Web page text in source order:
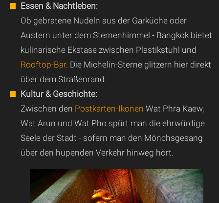
Essen & Nachtleben:
Ob gebratene Nudeln aus der Garküche oder
Austern unter dem Sternenhimmel - Bangkok bietet
kulinarische Ekstase zwischen Plastikstuhl und
Rooftop-Bar. Die Michelin-Sterne glitzern hier direkt
über dem Straßenrand.
Kultur & Geschichte:
Zwischen den Postkarten-Ikonen Wat Phra Kaew,
Wat Arun und Wat Pho spürt man die ehrwürdige
Seele der Stadt - sofern man den Mönchsgesang
über den hupenden Verkehr hinweg hört.